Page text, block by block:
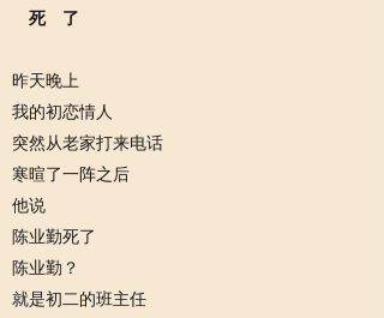
死 了
昨天晚上
我的初恋情人
突然从老家打来电话
寒暄了一阵之后
他说
陈业勤死了
陈业勤？
就是初二的班主任